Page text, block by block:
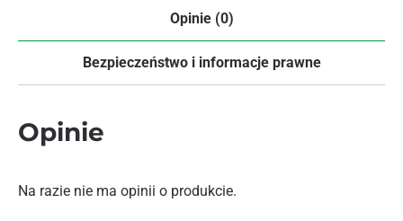
Opinie (0)
Bezpieczeństwo i informacje prawne
Opinie
Na razie nie ma opinii o produkcie.